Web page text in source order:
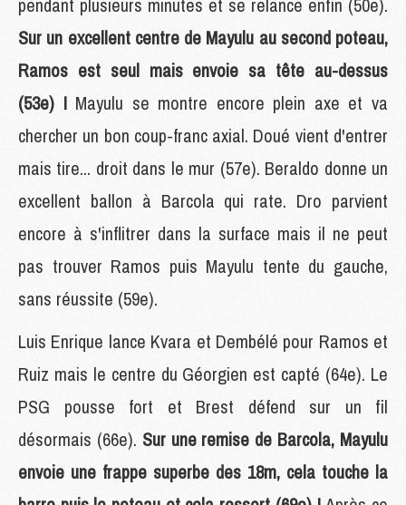
Sur un excellent centre de Mayulu au second poteau,
Ramos est seul mais envoie sa tête au-dessus
(53e) ! Mayulu se montre encore plein axe et va
chercher un bon coup-franc axial. Doué vient d'entrer
mais tire... droit dans le mur (57e). Beraldo donne un
excellent ballon à Barcola qui rate. Dro parvient
encore à s'inflitrer dans la surface mais il ne peut
pas trouver Ramos puis Mayulu tente du gauche,
sans réussite (59e).
Luis Enrique lance Kvara et Dembélé pour Ramos et
Ruiz mais le centre du Géorgien est capté (64e). Le
PSG pousse fort et Brest défend sur un fil
désormais (66e). Sur une remise de Barcola, Mayulu
envoie une frappe superbe des 18m, cela touche la